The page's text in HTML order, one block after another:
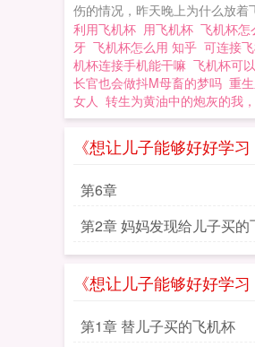
伤的情况，昨天晚上为什么放着
利用飞机杯 用飞机杯 飞机杯怎
牙 飞机杯怎么用 知乎 可连接
机杯连接手机能干嘛 飞机杯可
长官也会做抖M母畜的梦吗 重
女人 转生为黄油中的炮灰的我
《想让儿子能够好好学
第6章
第2章 妈妈发现给儿子买的
连通她的阴道
《想让儿子能够好好学
第1章 替儿子买的飞机杯